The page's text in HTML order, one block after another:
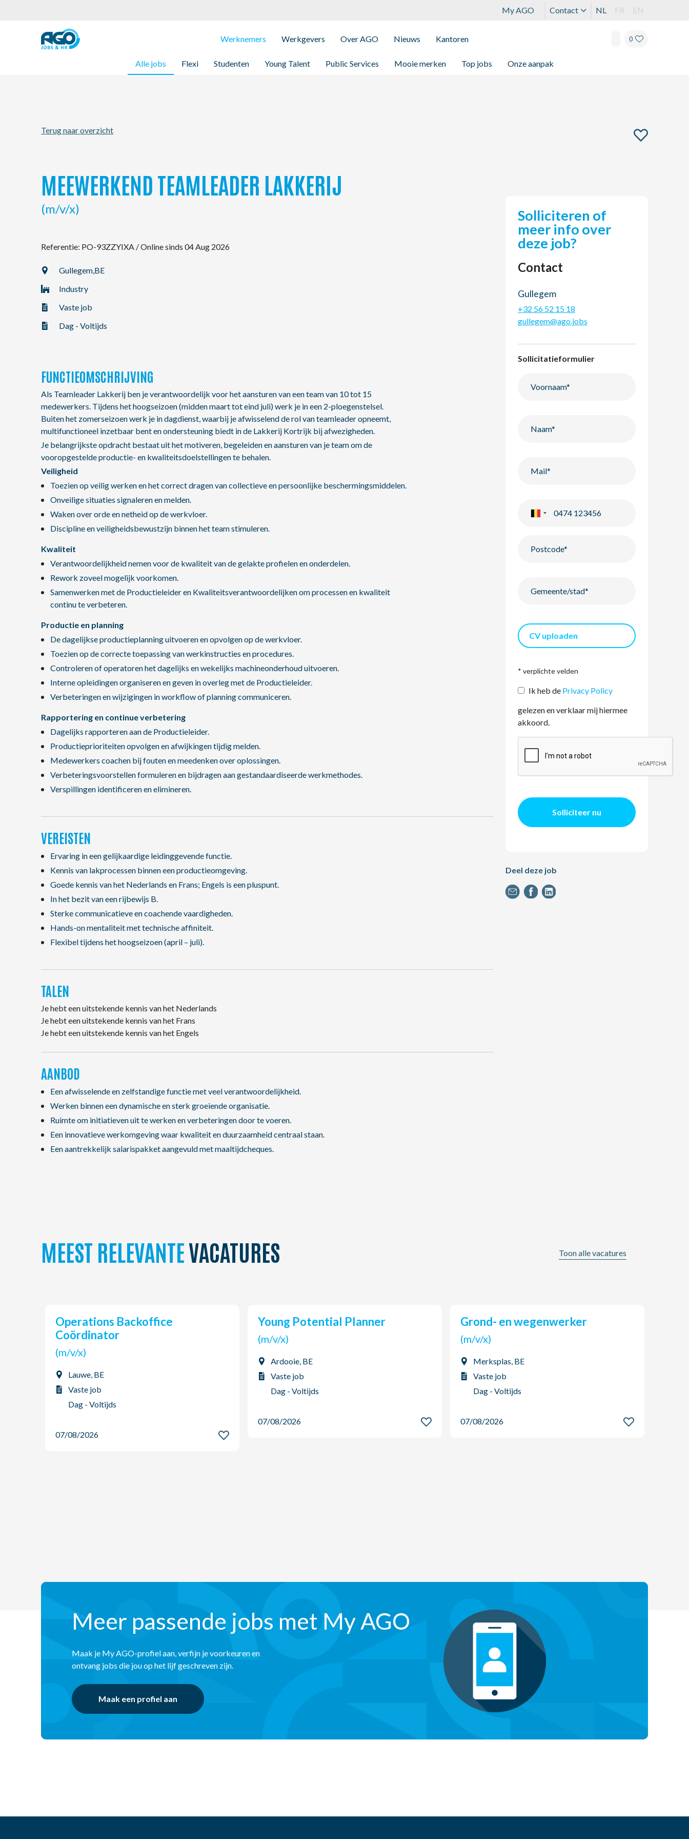
My AGO Contact NL FR EN
Werknemers
Alle jobs Flexi Studenten Young Talent Public Services Mooie merken Top jobs Onze aanpak
Werkgevers Over AGO Nieuws Kantoren 0
Werknemers
Kantoren
My AGO
Terug naar overzicht
MEEWERKEND TEAMLEADER LAKKERIJ
(m/v/x)
Referentie: PO-93ZZYIXA /Online sinds 04 Aug 2026
Gullegem,BE
Industry
Vaste job
Dag - Voltijds
FUNCTIEOMSCHRIJVING
Als Teamleader Lakkerij ben je verantwoordelijk voor het aansturen van een team van 10 tot 15
medewerkers. Tijdens het hoogseizoen (midden maart tot eind juli) werk je in een 2-ploegenstelsel.
Buiten het zomerseizoen werk je in dagdienst, waarbij je afwisselend de rol van teamleader opneemt,
multifunctioneel inzetbaar bent en ondersteuning biedt in de Lakkerij Kortrijk bij afwezigheden.
Je belangrijkste opdracht bestaat uit het motiveren, begeleiden en aansturen van je team om de
vooropgestelde productie- en kwaliteitsdoelstellingen te behalen.
Veiligheid
Toezien op veilig werken en het correct dragen van collectieve en persoonlijke beschermingsmiddelen.
Onveilige situaties signaleren en melden.
Waken over orde en netheid op de werkvloer.
Discipline en veiligheidsbewustzijn binnen het team stimuleren.
Kwaliteit
Verantwoordelijkheid nemen voor de kwaliteit van de gelakte profielen en onderdelen.
Rework zoveel mogelijk voorkomen.
Samenwerken met de Productieleider en Kwaliteitsverantwoordelijken om processen en kwaliteit
continu te verbeteren.
Productie en planning
De dagelijkse productieplanning uitvoeren en opvolgen op de werkvloer.
Toezien op de correcte toepassing van werkinstructies en procedures.
Controleren of operatoren het dagelijks en wekelijks machineonderhoud uitvoeren.
Interne opleidingen organiseren en geven in overleg met de Productieleider.
Verbeteringen en wijzigingen in workflow of planning communiceren.
Rapportering en continue verbetering
Dagelijks rapporteren aan de Productieleider.
Productieprioriteiten opvolgen en afwijkingen tijdig melden.
Medewerkers coachen bij fouten en meedenken over oplossingen.
Verbeteringsvoorstellen formuleren en bijdragen aan gestandaardiseerde werkmethodes.
Verspillingen identificeren en elimineren.
VEREISTEN
Ervaring in een gelijkaardige leidinggevende functie.
Kennis van lakprocessen binnen een productieomgeving.
Goede kennis van het Nederlands en Frans; Engels is een pluspunt.
In het bezit van een rijbewijs B.
Sterke communicatieve en coachende vaardigheden.
Hands-on mentaliteit met technische affiniteit.
Flexibel tijdens het hoogseizoen (april – juli).
TALEN
Je hebt een uitstekende kennis van het Nederlands
Je hebt een uitstekende kennis van het Frans
Je hebt een uitstekende kennis van het Engels
AANBOD
Een afwisselende en zelfstandige functie met veel verantwoordelijkheid.
Werken binnen een dynamische en sterk groeiende organisatie.
Ruimte om initiatieven uit te werken en verbeteringen door te voeren.
Een innovatieve werkomgeving waar kwaliteit en duurzaamheid centraal staan.
Een aantrekkelijk salarispakket aangevuld met maaltijdcheques.
Solliciteren of
meer info over
deze job?
Contact
Gullegem
+32 56 52 15 18
gullegem@ago.jobs
Sollicitatieformulier
CV uploaden
* verplichte velden
Ik heb de Privacy Policy
gelezen en verklaar mij hiermee
akkoord.
Solliciteer nu
Deel deze job
MEEST RELEVANTEVACATURES Toon alle vacatures
Operations Backoffice
Coördinator
(m/v/x)
Lauwe, BE
Vaste job
Dag - Voltijds
07/08/2026
Young Potential Planner
(m/v/x)
Ardooie, BE
Vaste job
Dag - Voltijds
07/08/2026
Grond- en wegenwerker
(m/v/x)
Merksplas, BE
Vaste job
Dag - Voltijds
07/08/2026
Meer passende jobs met My AGO
Maak je My AGO-profiel aan, verfijn je voorkeuren en
ontvang jobs die jou op het lijf geschreven zijn.
Maak een profiel aan